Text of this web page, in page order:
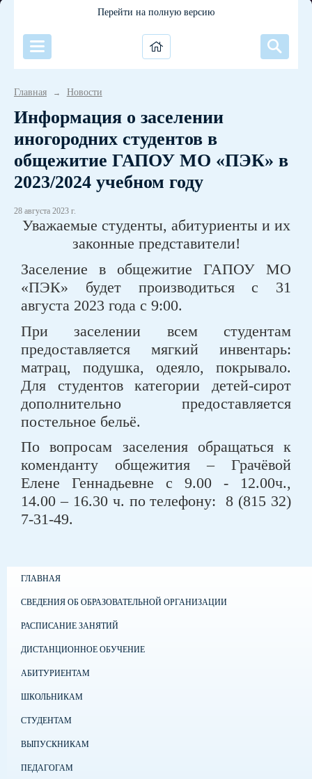
Перейти на полную версию
Главная → Новости
Информация о заселении
иногородних студентов в
общежитие ГАПОУ МО «ПЭК» в
2023/2024 учебном году
28 августа 2023 г.
Уважаемые студенты, абитуриенты и их
законные представители!
Заселение в общежитие ГАПОУ МО
«ПЭК» будет производиться с 31
августа 2023 года с 9:00.
При заселении всем студентам
предоставляется мягкий инвентарь:
матрац, подушка, одеяло, покрывало.
Для студентов категории детей-сирот
дополнительно предоставляется
постельное бельё.
По вопросам заселения обращаться к
коменданту общежития – Грачёвой
Елене Геннадьевне с 9.00 - 12.00ч.,
14.00 – 16.30 ч. по телефону: 8 (815 32)
7-31-49.
ГЛАВНАЯ
СВЕДЕНИЯ ОБ ОБРАЗОВАТЕЛЬНОЙ ОРГАНИЗАЦИИ
РАСПИСАНИЕ ЗАНЯТИЙ
ДИСТАНЦИОННОЕ ОБУЧЕНИЕ
АБИТУРИЕНТАМ
ШКОЛЬНИКАМ
СТУДЕНТАМ
ВЫПУСКНИКАМ
ПЕДАГОГАМ